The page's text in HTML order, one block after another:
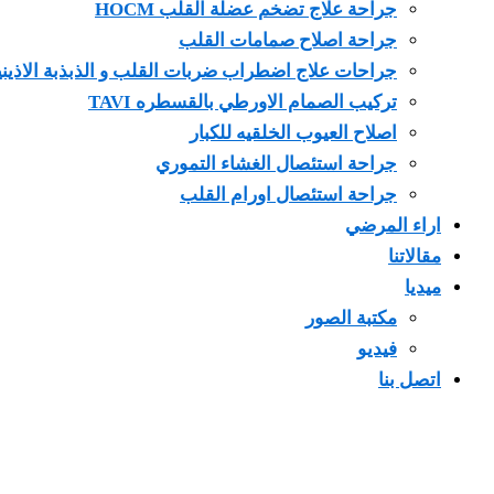
جراحة علاج تضخم عضلة القلب HOCM
جراحة اصلاح صمامات القلب
جراحات علاج اضطراب ضربات القلب و الذبذبة
تركيب الصمام الاورطي بالقسطره TAVI
اصلاح العيوب الخلقيه للكبار
جراحة استئصال الغشاء التموري
جراحة استئصال اورام القلب
اراء المرضي
مقالاتنا
ميديا
مكتبة الصور
فيديو
اتصل بنا